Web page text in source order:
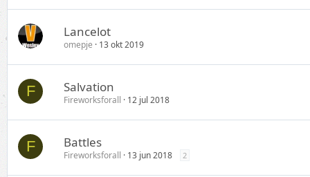
Lancelot
omepje 13 okt 2019
F Salvation
Fireworksforall 12 jul 2018
F Battles
Fireworksforall 13 jun 2018 2